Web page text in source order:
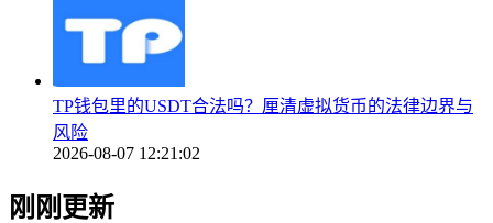
TP钱包里的USDT合法吗？厘清虚拟货币的法律边界与
风险
2026-08-07 12:21:02
刚刚更新